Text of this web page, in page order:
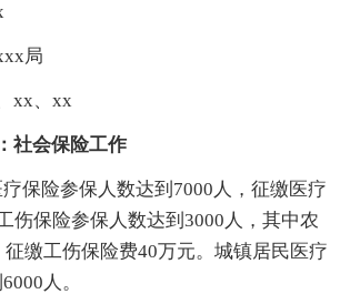
局
xx、xx
社会保险工作
保险参保人数达到7000人，征缴医疗
伤保险参保人数达到3000人，其中农
征缴工伤保险费40万元。城镇居民医疗
人。